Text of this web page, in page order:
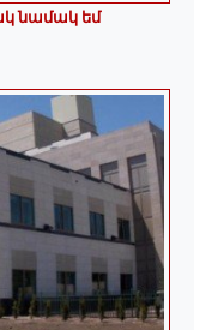
նամակ եմ